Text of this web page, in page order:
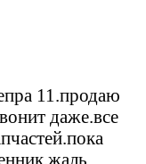
11.продаю
даже.все